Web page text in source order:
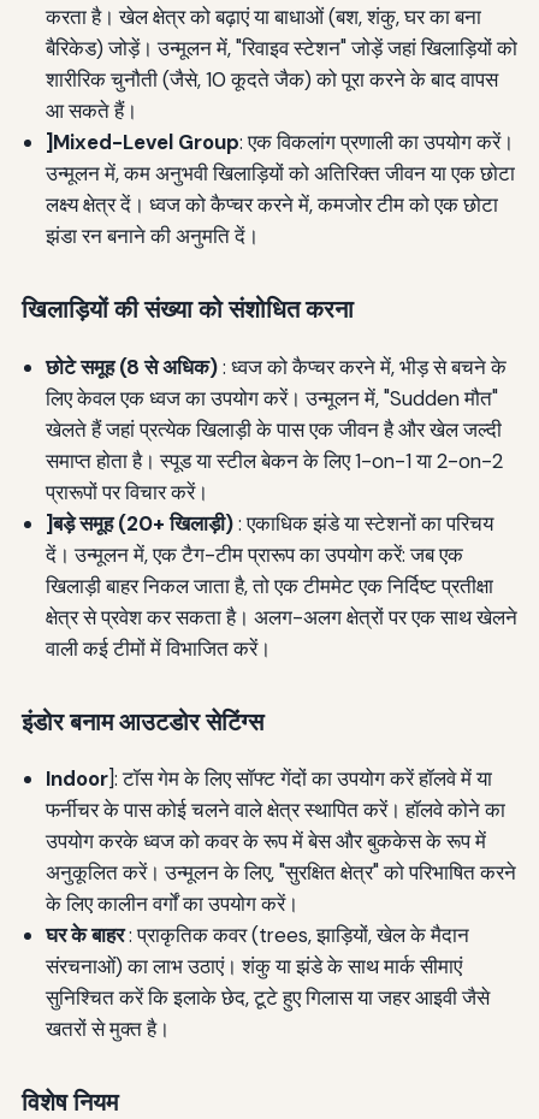
करता है। खेल क्षेत्र को बढ़ाएं या बाधाओं (बश, शंकु, घर का बना
बैरिकेड) जोड़ें। उन्मूलन में, "रिवाइव स्टेशन" जोड़ें जहां खिलाड़ियों को
शारीरिक चुनौती (जैसे, 10 कूदते जैक) को पूरा करने के बाद वापस
आ सकते हैं।
]Mixed-Level Group: एक विकलांग प्रणाली का उपयोग करें।
उन्मूलन में, कम अनुभवी खिलाड़ियों को अतिरिक्त जीवन या एक छोटा
लक्ष्य क्षेत्र दें। ध्वज को कैप्चर करने में, कमजोर टीम को एक छोटा
झंडा रन बनाने की अनुमति दें।
खिलाड़ियों की संख्या को संशोधित करना
छोटे समूह (8 से अधिक): ध्वज को कैप्चर करने में, भीड़ से बचने के
लिए केवल एक ध्वज का उपयोग करें। उन्मूलन में, "Sudden मौत"
खेलते हैं जहां प्रत्येक खिलाड़ी के पास एक जीवन है और खेल जल्दी
समाप्त होता है। स्पूड या स्टील बेकन के लिए 1-on-1 या 2-on-2
प्रारूपों पर विचार करें।
]बड़े समूह (20+ खिलाड़ी): एकाधिक झंडे या स्टेशनों का परिचय
दें। उन्मूलन में, एक टैग-टीम प्रारूप का उपयोग करें: जब एक
खिलाड़ी बाहर निकल जाता है, तो एक टीममेट एक निर्दिष्ट प्रतीक्षा
क्षेत्र से प्रवेश कर सकता है। अलग-अलग क्षेत्रों पर एक साथ खेलने
वाली कई टीमों में विभाजित करें।
इंडोर बनाम आउटडोर सेटिंग्स
Indoor]: टॉस गेम के लिए सॉफ्ट गेंदों का उपयोग करें हॉलवे में या
फर्नीचर के पास कोई चलने वाले क्षेत्र स्थापित करें। हॉलवे कोने का
उपयोग करके ध्वज को कवर के रूप में बेस और बुककेस के रूप में
अनुकूलित करें। उन्मूलन के लिए, "सुरक्षित क्षेत्र" को परिभाषित करने
के लिए कालीन वर्गों का उपयोग करें।
घर के बाहर: प्राकृतिक कवर (trees, झाड़ियों, खेल के मैदान
संरचनाओं) का लाभ उठाएं। शंकु या झंडे के साथ मार्क सीमाएं
सुनिश्चित करें कि इलाके छेद, टूटे हुए गिलास या जहर आइवी जैसे
खतरों से मुक्त है।
विशेष नियम